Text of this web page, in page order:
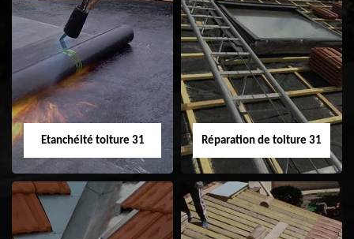
Peinture sur tuile
31
Nettoyage
demoussage de
toiture 31
Etanchéité toiture 31 Réparation de toiture 31